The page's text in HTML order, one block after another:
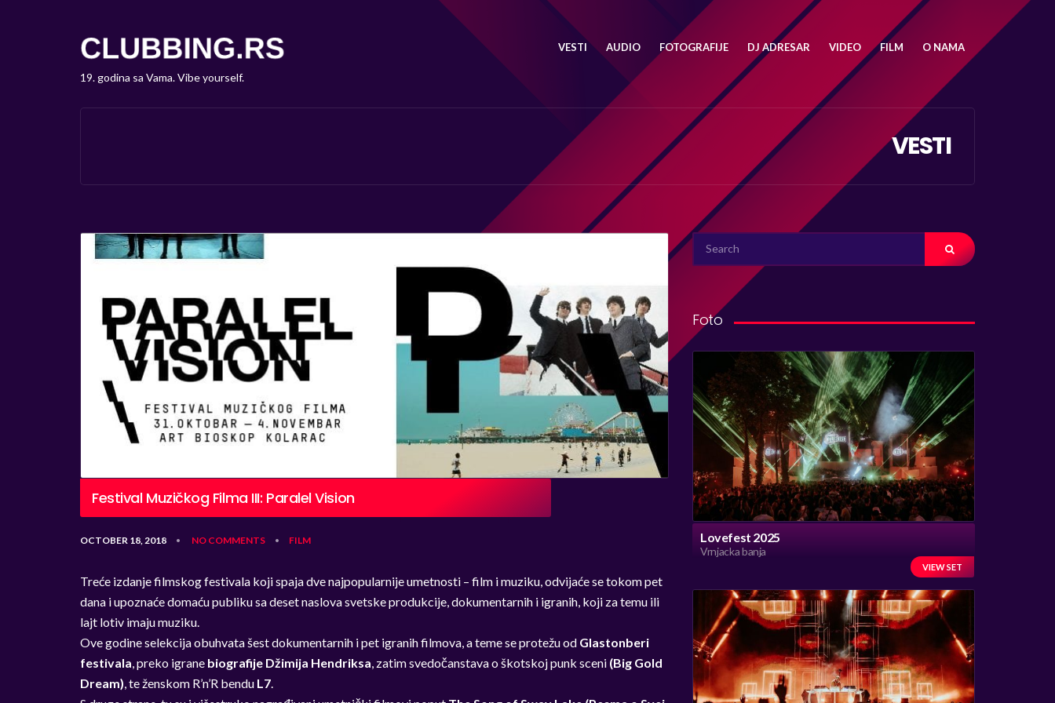
19. godina sa Vama. Vibe yourself.
VESTI AUDIO FOTOGRAFIJE DJ ADRESAR VIDEO FILM O NAMA
VESTI
Festival Muzičkog Filma III: Paralel Vision
OCTOBER 18, 2018 • NO COMMENTS • FILM
Treće izdanje filmskog festivala koji spaja dve najpopularnije umetnosti – film i muziku, odvijaće se tokom pet
dana i upoznaće domaću publiku sa deset naslova svetske produkcije, dokumentarnih i igranih, koji za temu ili
lajt lotiv imaju muziku.
Ove godine selekcija obuhvata šest dokumentarnih i pet igranih filmova, a teme se protežu od Glastonberi
festivala, preko igrane biografije Džimija Hendriksa, zatim svedočanstava o škotskoj punk sceni (Big Gold
Dream), te ženskom R’n’R bendu L7.
SEARCH
FOR:
Foto
Lovefest 2025
Vrnjacka banja
VIEW SET